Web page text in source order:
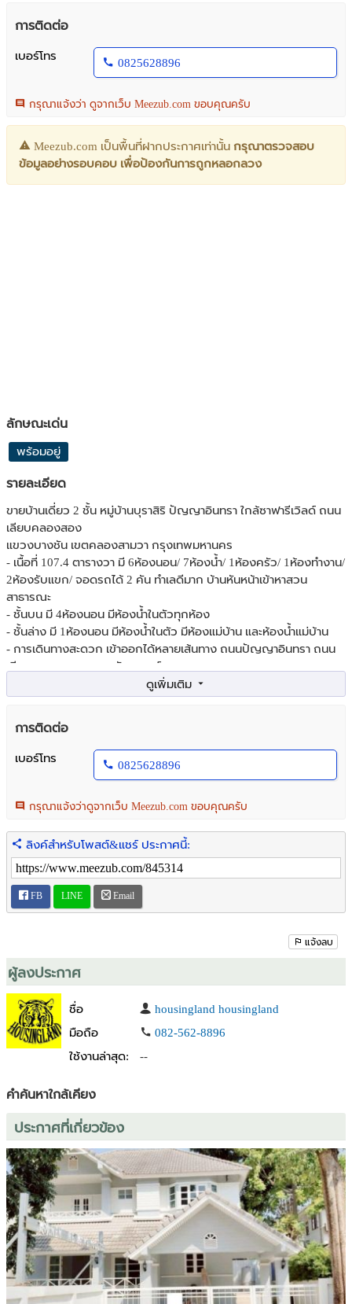
การติดต่อ
เบอร์โทร
0825628896
กรุณาแจ้งว่า ดูจากเว็บ Meezub.com ขอบคุณครับ
Meezub.com เป็นพื้นที่ฝากประกาศเท่านั้น กรุณาตรวจสอบ
ข้อมูลอย่างรอบคอบ เพื่อป้องกันการถูกหลอกลวง
ลักษณะเด่น
พร้อมอยู่
รายละเอียด
ขายบ้านเดี่ยว 2 ชั้น หมู่บ้านบุราสิริ ปัญญาอินทรา ใกล้ซาฟารีเวิลด์ ถนน
เลียบคลองสอง
แขวงบางชัน เขตคลองสามวา กรุงเทพมหานคร
- เนื้อที่ 107.4 ตารางวา มี 6ห้องนอน/ 7ห้องน้ำ/ 1ห้องครัว/ 1ห้องทำงาน/
2ห้องรับแขก/ จอดรถได้ 2 คัน ทำเลดีมาก บ้านหันหน้าเข้าหาสวน
สาธารณะ
- ชั้นบน มี 4ห้องนอน มีห้องน้ำในตัวทุกห้อง
- ชั้นล่าง มี 1ห้องนอน มีห้องน้ำในตัว มีห้องแม่บ้าน และห้องน้ำแม่บ้าน
- การเดินทางสะดวก เข้าออกได้หลายเส้นทาง ถนนปัญญาอินทรา ถนน
เลียบคลองสอง ถนนหทัยราษฎร์
- สถานที่ใกล้เคียง : ใกล้ซาฟารีเวิลด์ โรงพยาบาลสินแพทย์, แฟชั่นไอส์
แลนด์, โรงเรียนนวมินทราชินูทิศเบญจมราชาลัย. ตลาดมโนรมย์4 ตลาด
- ราคา 25,700,000 บาท
- สนใจติดต่อ 082-562-8896
For Sale: Two-story detached house in Burasiri Panya Indra Village,
Sam Wa District, Bangkok.
kitchen, 1 study room, 2 living rooms, and parking for 2 cars.
Excellent location, house facing a public park.
- Upper floor: 4 bedrooms, each with en-suite bathroom.
- Lower floor: 1 bedroom with en-suite bathroom, maid's room, and
maid's bathroom.
Nawaminthrachinuthit Benjamarachalai School, Manorom 4 Market,
and Hathaimit Market.
- Price: 25,700,000 Baht
- Contact: 082-562-8896
การติดต่อ
เบอร์โทร
0825628896
กรุณาแจ้งว่าดูจากเว็บ Meezub.com ขอบคุณครับ
ลิงค์สำหรับโพสต์&แชร์ ประกาศนี้:
FB LINE Email
แจ้งลบ
ผู้ลงประกาศ
ชื่อ
housingland housingland
มือถือ
082-562-8896
ใช้งานล่าสุด:
--
คำค้นหาใกล้เคียง
ประกาศที่เกี่ยวข้อง